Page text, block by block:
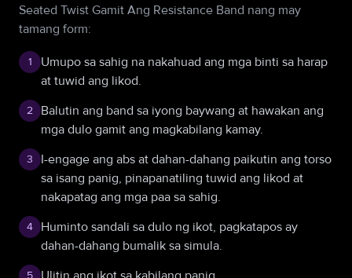
Seated Twist Gamit Ang Resistance Band nang may
tamang form:
1
Umupo sa sahig na nakahuad ang mga binti sa harap
at tuwid ang likod.
2
Balutin ang band sa iyong baywang at hawakan ang
mga dulo gamit ang magkabilang kamay.
3
I-engage ang abs at dahan-dahang paikutin ang torso
sa isang panig, pinapanatiling tuwid ang likod at
nakapatag ang mga paa sa sahig.
4
Huminto sandali sa dulo ng ikot, pagkatapos ay
dahan-dahang bumalik sa simula.
5